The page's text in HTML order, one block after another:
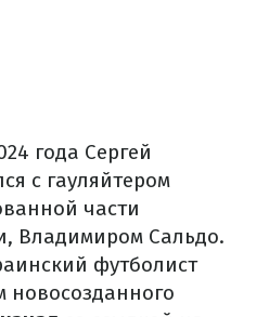
года Сергей
с гауляйтером
части
Владимиром Сальдо.
футболист
новосозданного